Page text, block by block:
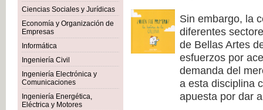
Ciencias Sociales y Jurídicas
Economía y Organización de
Empresas
Informática
Ingeniería Civil
Ingeniería Electrónica y
Comunicaciones
Ingeniería Energética,
Eléctrica y Motores
Sin embargo, la
diferentes
de Bellas Artes
esfuerzos por
demanda del
a esta disciplina
apuesta por dar